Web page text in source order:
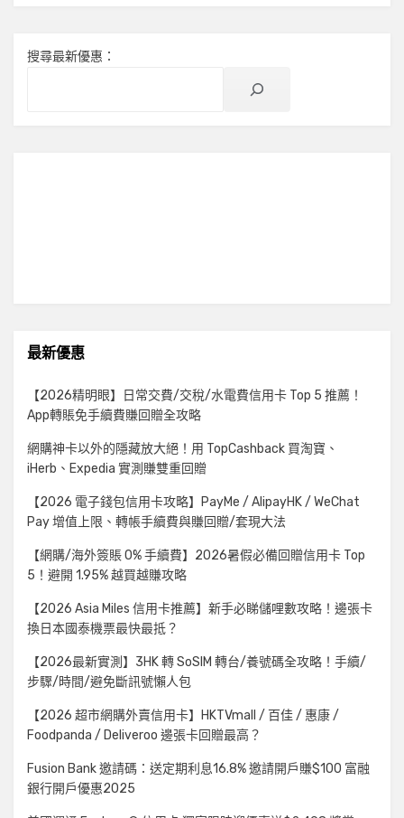
搜尋最新優惠：
最新優惠
【2026精明眼】日常交費/交稅/水電費信用卡 Top 5 推薦！
App轉賬免手續費賺回贈全攻略
網購神卡以外的隱藏放大絕！用 TopCashback 買淘寶、
iHerb、Expedia 實測賺雙重回贈
【2026 電子錢包信用卡攻略】PayMe / AlipayHK / WeChat
Pay 增值上限、轉帳手續費與賺回贈/套現大法
【網購/海外簽賬 0% 手續費】2026暑假必備回贈信用卡 Top
5！避開 1.95% 越買越賺攻略
【2026 Asia Miles 信用卡推薦】新手必睇儲哩數攻略！邊張卡
換日本國泰機票最快最抵？
【2026最新實測】3HK 轉 SoSIM 轉台/養號碼全攻略！手續/
步驟/時間/避免斷訊號懶人包
【2026 超市網購外賣信用卡】HKTVmall / 百佳 / 惠康 /
Foodpanda / Deliveroo 邊張卡回贈最高？
Fusion Bank 邀請碼：送定期利息16.8% 邀請開戶賺$100 富融
銀行開戶優惠2025